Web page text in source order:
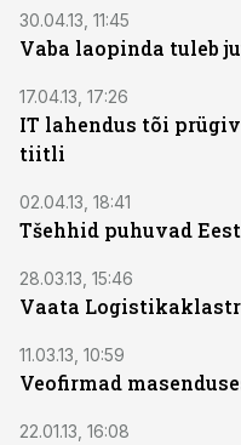
30.04.13, 11:45
Vaba laopinda tuleb
17.04.13, 17:26
IT lahendus tõi
tiitli
02.04.13, 18:41
Tšehhid puhuvad
28.03.13, 15:46
Vaata
11.03.13, 10:59
Veofirmad
22.01.13, 16:08